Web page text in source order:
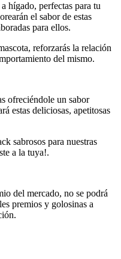
hígado, perfectas para tu
el sabor de estas
para ellos.
reforzarás la relación
del mismo.
ofreciéndole un sabor
estas deliciosas, apetitosas
sabrosos para nuestras
a la tuya!.
del mercado, no se podrá
premios y golosinas a